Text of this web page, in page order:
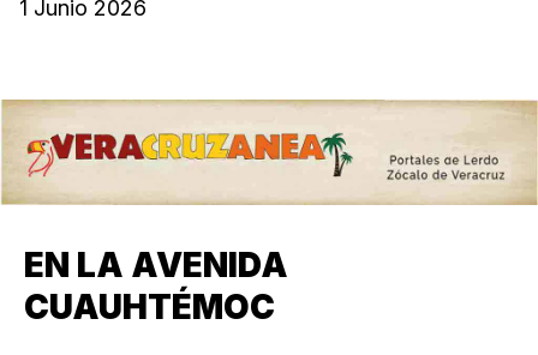
1 Junio 2026
EN LA AVENIDA
CUAUHTÉMOC